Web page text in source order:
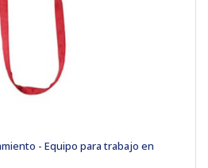
- Equipo para trabajo en